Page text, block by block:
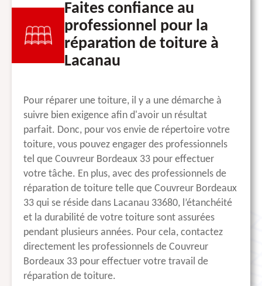
Faites confiance au
professionnel pour la
réparation de toiture à
Lacanau
Pour réparer une toiture, il y a une démarche à
suivre bien exigence afin d'avoir un résultat
parfait. Donc, pour vos envie de répertoire votre
toiture, vous pouvez engager des professionnels
tel que Couvreur Bordeaux 33 pour effectuer
votre tâche. En plus, avec des professionnels de
réparation de toiture telle que Couvreur Bordeaux
33 qui se réside dans Lacanau 33680, l’étanchéité
et la durabilité de votre toiture sont assurées
pendant plusieurs années. Pour cela, contactez
directement les professionnels de Couvreur
Bordeaux 33 pour effectuer votre travail de
réparation de toiture.